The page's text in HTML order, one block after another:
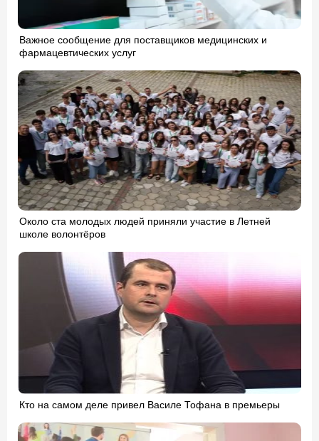
Важное сообщение для поставщиков медицинских и
фармацевтических услуг
Около ста молодых людей приняли участие в Летней
школе волонтёров
Кто на самом деле привел Василе Тофана в премьеры